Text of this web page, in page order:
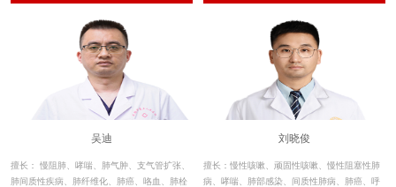
治。
吴迪
擅长： 慢阻肺、哮喘、肺气肿、支气管扩张、
肺间质性疾病、肺纤维化、肺癌、咯血、肺栓
刘晓俊
擅长：慢性咳嗽、顽固性咳嗽、慢性阻塞性肺
病、哮喘、肺部感染、间质性肺病、肺癌、呼